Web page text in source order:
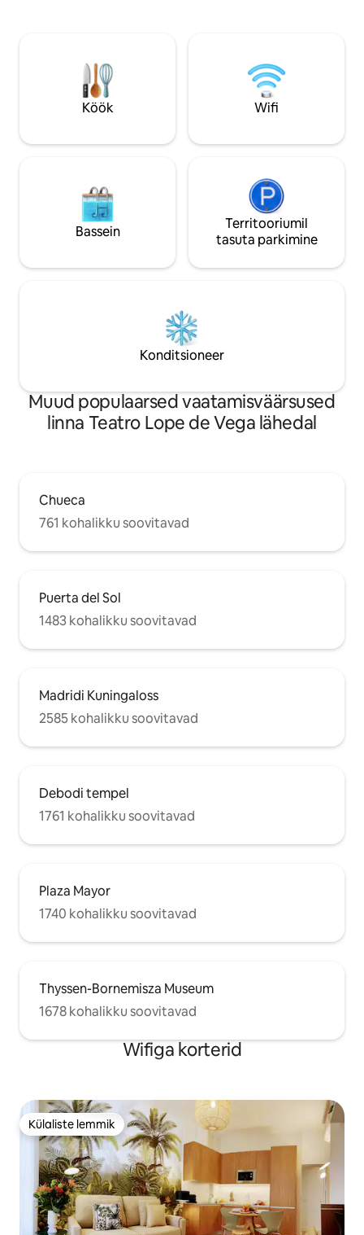
200 cm** * Vestidor y armarios
empotrados * Smart TV de **65"** * Wifi
de alta velocidad **1 Gbps**, ideal para
teletrabajar ### Cocina totalmente
para cocinar y disfrutar de una estancia
vitrocerámica * Microondas * Nevera con
congelador * Cafetera Nespresso *
Hervidor de agua * Tostadora *
Exprimidor * Plancha y tabla de planchar
acabados de alta calidad que incluye: *
Ropa de cama de satén de **400 hilos** *
Toallas de alta calidad * Amenities
cuidadosamente seleccionados para una
cómodas: * **Parking en el mismo
edificio:** 35 €/día. * **Parking a 5
minutos andando:** 20 €/día · 70 €/3 días
esitama
telefoninumbri,
Köök Wifi
Bassein
Territooriumil
tasuta parkimine
Konditsioneer
Muud populaarsed vaatamisväärsused
linna Teatro Lope de Vega lähedal
Chueca
761 kohalikku soovitavad
Puerta del Sol
1483 kohalikku soovitavad
Madridi Kuningaloss
2585 kohalikku soovitavad
Debodi tempel
1761 kohalikku soovitavad
Plaza Mayor
1740 kohalikku soovitavad
Thyssen-Bornemisza Museum
1678 kohalikku soovitavad
Wifiga korterid
Külaliste lemmik
Külaliste lemmik